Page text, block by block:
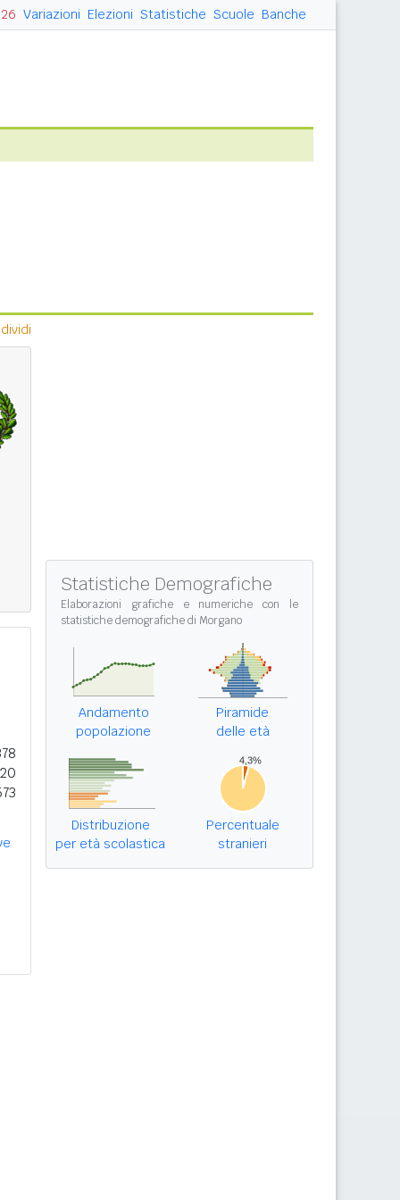
Variazioni Elezioni Statistiche Scuole Banche
Statistiche Demografiche
Elaborazioni grafiche e numeriche con le
statistiche demografiche di Morgano
Andamento
popolazione
Piramide
delle età
Distribuzione
per età scolastica
Percentuale
stranieri